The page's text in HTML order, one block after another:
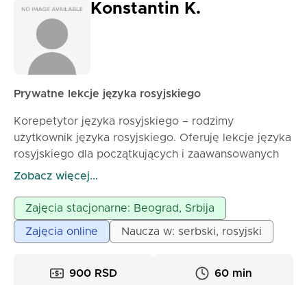
Konstantin K.
Prywatne lekcje języka rosyjskiego
Korepetytor języka rosyjskiego – rodzimy
użytkownik języka rosyjskiego. Oferuję lekcje języka
rosyjskiego dla początkujących i zaawansowanych
uczniów. Język rosyjski jest dla mnie językiem
wymowy, języka w praktyce i kultury. Pracuję według
nowoczesnych metod, z indywidualnym podejściem
do każdego uczestnika. Skupiam się na konwersacji,
codziennych i biznesowych. Przygotowuję
Zobacz więcej...
Zajęcia stacjonarne: Beograd, Srbija
Zajęcia online Naucza w: serbski, rosyjski
900 RSD 60 min